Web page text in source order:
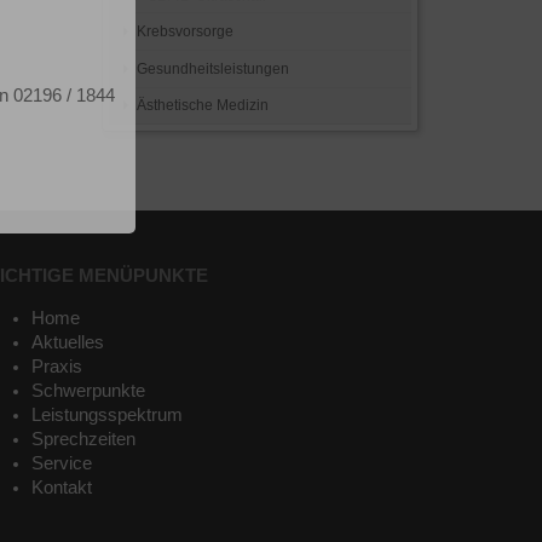
Krebsvorsorge
Gesundheitsleistungen
Ästhetische Medizin
MENÜPUNKTE
Home
Aktuelles
Praxis
Schwerpunkte
Leistungsspektrum
Sprechzeiten
Service
Kontakt
02196 / 1844